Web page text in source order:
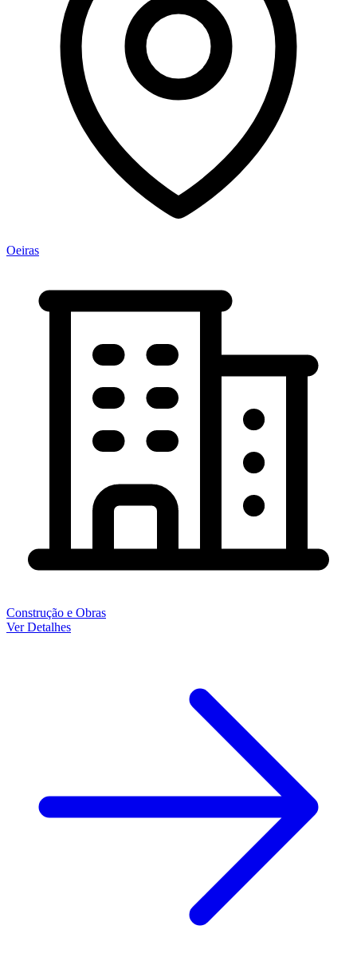
Oeiras
Construção e Obras
Ver Detalhes